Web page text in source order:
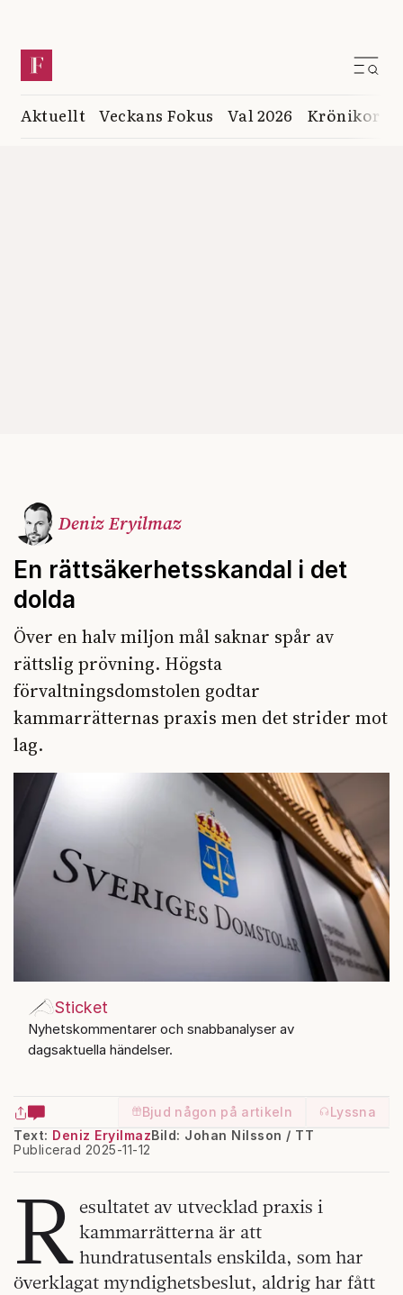
Aktuellt Veckans Fokus Val 2026 Krönikor
Deniz Eryilmaz
En rättsäkerhetsskandal i det
dolda
Över en halv miljon mål saknar spår av
rättslig prövning. Högsta
förvaltningsdomstolen godtar
kammarrätternas praxis men det strider mot
lag.
Sticket
Nyhetskommentarer och snabbanalyser av
dagsaktuella händelser.
Bjud någon på artikeln
Lyssna
Text: Deniz Eryilmaz
Publicerad 2025-11-12
Bild: Johan Nilsson / TT
R esultatet av utvecklad praxis i
kammarrätterna är att
hundratusentals enskilda, som har
överklagat myndighetsbeslut, aldrig har fått